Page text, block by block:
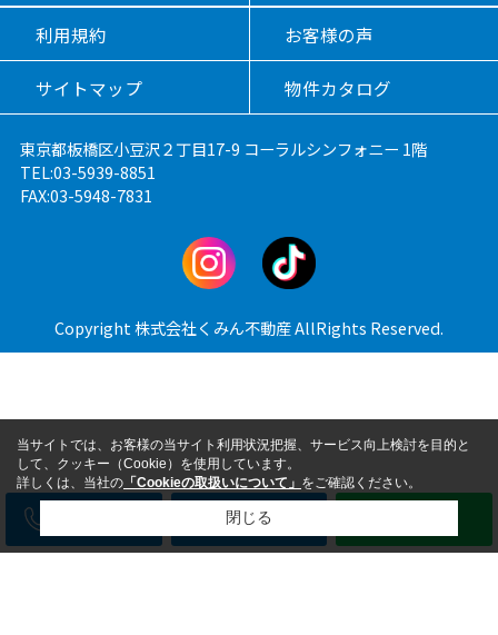
利用規約 お客様の声
サイトマップ 物件カタログ
東京都板橋区小豆沢２丁目17-9 コーラルシンフォニー 1階
TEL:03-5939-8851
FAX:03-5948-7831
Copyright 株式会社くみん不動産 AllRights Reserved.
メール
当サイトでは、お客様の当サイト利用状況把握、サービス向上検討を目的と
して、クッキー（Cookie）を使用しています。
詳しくは、当社の 「Cookieの取扱いについて」 をご確認ください。
閉じる